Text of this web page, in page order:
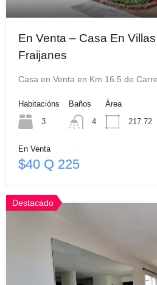
En Venta – Casa En
Fraijanes
Casa en Venta en Km 16.5 de
Habitacións
3
Baños
4
Área
217.72
En Venta
$40 Q 225
Destacado